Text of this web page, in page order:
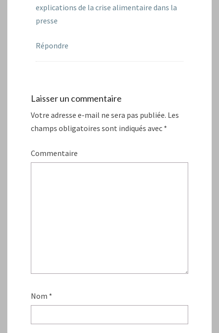
explications de la crise alimentaire dans la
presse
Répondre
Laisser un commentaire
Votre adresse e-mail ne sera pas publiée. Les
champs obligatoires sont indiqués avec *
Commentaire
Nom *